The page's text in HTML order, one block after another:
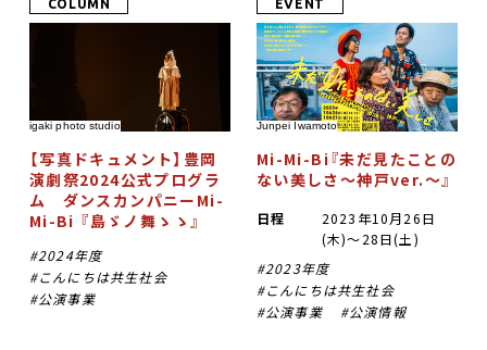
DANCE BOXとは
イベント
プロジェクト
コラム
ネットワーク
劇場レンタル
COLUMN
igaki photo studio
【写真ドキュメント】豊岡
演劇祭2024公式プログラ
ム ダンスカンパニーMi-
Mi-Bi 『島ゞノ舞ゝゝ』​
2024年度
こんにちは共生社会
公演事業
EVENT
Junpei Iwamoto
Mi-Mi-Bi『未だ見たことの
ない美しさ〜神戸ver.〜』​
日程
2023年10月26日
(木)〜28日(土)
2023年度
こんにちは共生社会
公演事業
公演情報